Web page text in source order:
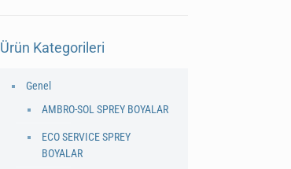
Ürün Kategorileri
Genel
AMBRO-SOL SPREY BOYALAR
ECO SERVICE SPREY
BOYALAR